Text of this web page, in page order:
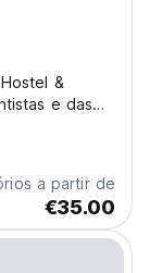
&
e das
a partir de
€35.00